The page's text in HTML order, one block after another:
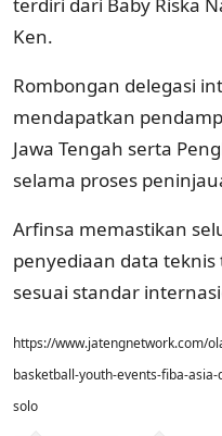
Ken.
Rombongan delegasi
mendapatkan
Jawa Tengah serta
selama proses
Arfinsa memastikan
penyediaan data
sesuai standar
https://www.jatengnetwork.com/
basketball-youth-events-fiba-
solo